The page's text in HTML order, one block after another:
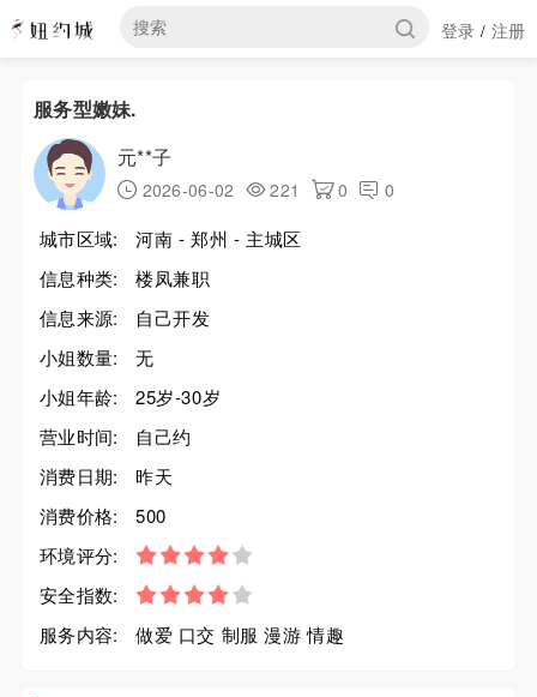
登录 / 注册
服务型嫩妹.
元**子
2026-06-02 221 0 0
城市区域:
河南 - 郑州 - 主城区
信息种类:
楼凤兼职
信息来源:
自己开发
小姐数量:
无
小姐年龄:
25岁-30岁
营业时间:
自己约
消费日期:
昨天
消费价格:
500
环境评分:
安全指数:
服务内容:
做爱 口交 制服 漫游 情趣